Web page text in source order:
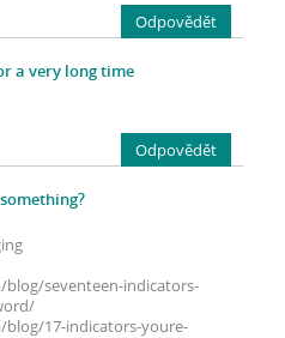
Odpovědět
a very long time
Odpovědět
seventeen-indicators-
17-indicators-youre-